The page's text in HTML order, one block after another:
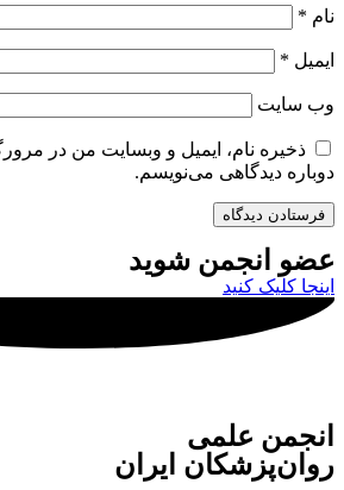
نام *
ایمیل *
وب‌ سایت
ذخیره نام، ایمیل و وبسایت من در
دوباره دیدگاهی می‌نویسم.
عضو انجمن شوید
اینجا کلیک کنید
انجمن علمی
روان‌پزشکان ایران